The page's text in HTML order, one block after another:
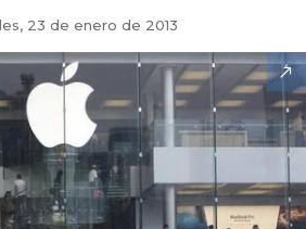
23 de enero de 2013